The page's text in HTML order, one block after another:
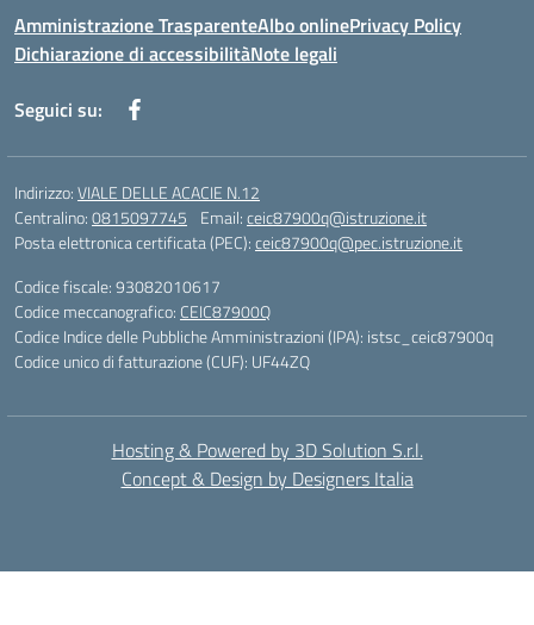
Amministrazione TrasparenteAlbo onlinePrivacy Policy
Dichiarazione di accessibilitàNote legali
Seguici su:
Indirizzo:VIALE DELLE ACACIE N.12
Centralino:0815097745 Email:ceic87900q@istruzione.it
Posta elettronica certificata (PEC):ceic87900q@pec.istruzione.it
Codice fiscale: 93082010617
Codice meccanografico: CEIC87900Q
Codice Indice delle Pubbliche Amministrazioni (IPA): istsc_ceic87900q
Codice unico di fatturazione (CUF): UF44ZQ
Hosting & Powered by 3D Solution S.r.l.
Concept & Design by Designers Italia